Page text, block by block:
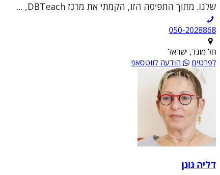
שלנו. מתוך התפיסה הזו, הקמתי את מרכז DBTeach, ...
050-2028868
תל מונד, ישראל
לפרטים
הודעה לווטסאפ
דליה גונן